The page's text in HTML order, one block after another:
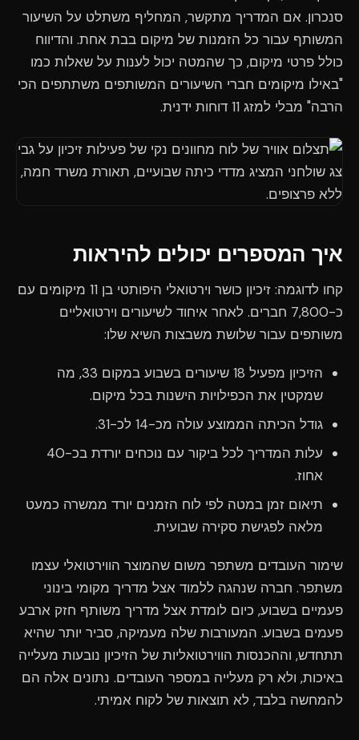
סנכרון. אם המדריך מתקשר, המחליף משתלט על השיעור
המשותף עבור כל הזמנות של מיקום בבת אחת. והדיווח
כולל פרטי מיקום, כך שהמטה יכול לענות על שאלות כמו
"באילו מיקומים חברי השיעורים המשותפים משתתפים הכי
הרבה" מבלי למזג 11 דוחות ידנית.
איך המספרים יכולים להיראות
קחו לדוגמה: זיכיון כושר וירטואלי היפותטי בן 11 מיקומים עם
כ-7,800 חברים. לאחר איחוד לשיעורים וירטואליים
משותפים עבור שלושת משבצות השיא שלו:
הזיכיון מפעיל 18 שיעורים בשבוע במקום 33, מה
שמקטין את הכפילויות הישנות בכל מיקום.
גודל הכיתה הממוצע עולה מכ-14 לכ-31.
עלות המדריך לכל ביקור עם נוכחים יורדת בכ-40
אחוז.
תיאום זמן במטה לפי לוח הזמנים יורד ממשרה כמעט
מלאה לפגישת סקירה שבועית.
שימור העובדים משתפר משום שהמוצר הווירטואלי עצמו
משתפר. חברה שנהגה ללמוד אצל מדריך מקומי בינוני
פעמיים בשבוע, כיום לומדת אצל מדריך משותף חזק ארבע
פעמים בשבוע. המעורבות שלה מעמיקה, סביר יותר שהיא
תתחדש, וההכנסות הווירטואליות של הזיכיון נובעות מעלייה
באיכות, ולא רק מעלייה במספר העובדים. נתונים אלה הם
להמחשה בלבד, לא תוצאות של לקוח אמיתי.